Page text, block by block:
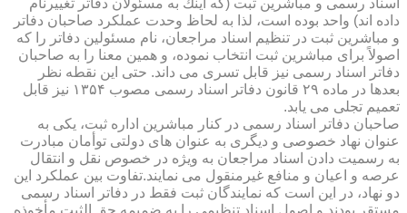
اسناد رسمی و مباشرین ثبت (كه اینك به مسئولان دفاتر تغییرنام
داده اند) واحد بوده است، لذا به لحاظ وحدت عملكرد صاحبان دفاتر
و مباشرین ثبت در تنظیم اسناد مراجعان، نام مسئولین دفاتر را كه
اصولاً برای مباشرین ثبت انتخاب نموده، و همین معنا را به صاحبان
دفاتر اسناد رسمی نیز قابل تسری می داند. حتی این نقطه نظر
بعدها در ماده ۲۹ قانون دفاتر اسناد رسمی مصوب ۱۳۵۴ نیز قابل
تعمیم تجلی می یابد.
صاحبان دفاتر اسناد رسمی در كنار مباشرین اداره ثبت، یكی به
عنوان نهاد خصوصی و دیگری به عنوان های دولتی توأمان مبادرت
به رسمیت دادن اسناد مراجعان به ویژه در خصوص نقل و انتقال
عرصه و اعیان و منافع غیرمنقول می نمایند.تفاوت بین عملكرد این
دو نهاد، در این است كه نمایندگان ثبت فقط در دفاتر اسناد رسمی